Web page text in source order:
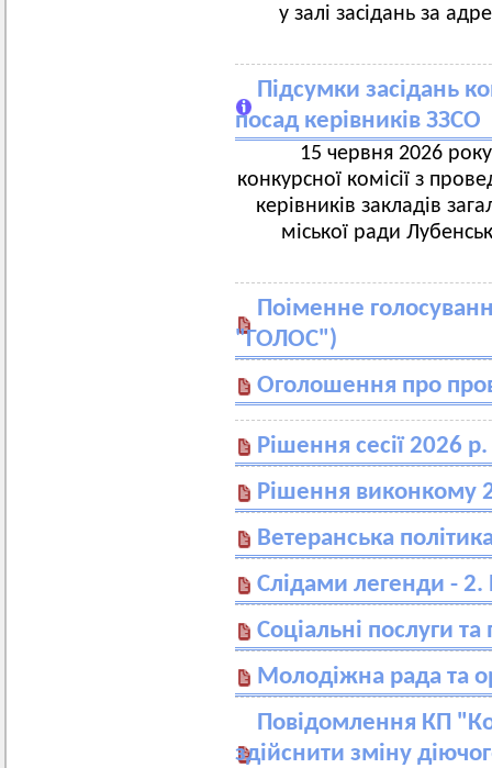
у залі засідань за
Підсумки засідань
посад керівників ЗЗСО
15 червня 2026
конкурсної комісії з
керівників закладів
міської ради
Поіменне
"ГОЛОС")
Оголошення про
Рішення сесії 2026 р.
Рішення виконкому
Ветеранська
Слідами легенди - 2.
Соціальні послуги та
Молодіжна рада та
Повідомлення КП
здійснити зміну